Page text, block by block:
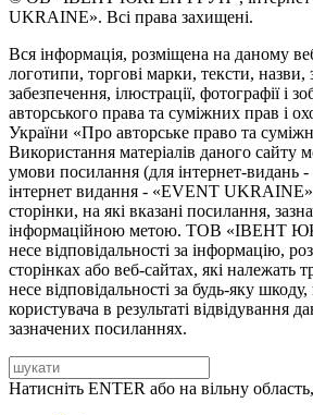
UKRAINE». Всі права захищені.
Вся інформація, розміщена на даному
логотипи, торгові марки, тексти, назви,
забезпечення, ілюстрації, фотографії і
авторського права та суміжних прав і
України «Про авторське право та
Використання матеріалів даного сайту
умови посилання (для інтернет-видань -
інтернет видання - «EVENT
сторінки, на які вказані посилання,
інформаційною метою. ТОВ «ІВЕНТ
несе відповідальності за інформацію,
сторінках або веб-сайтах, які належать
несе відповідальності за будь-яку
користувача в результаті відвідування
зазначених посиланнях.
Натисніть ENTER або на вільну